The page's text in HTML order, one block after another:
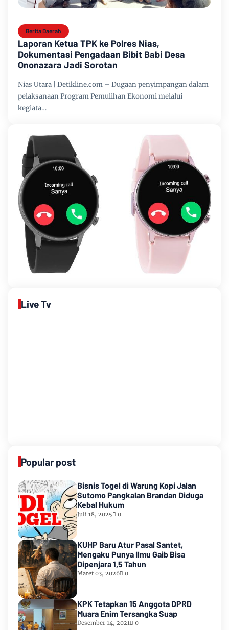
Berita Daerah
Laporan Ketua TPK ke Polres Nias,
Dokumentasi Pengadaan Bibit Babi Desa
Ononazara Jadi Sorotan
Nias Utara | Detikline.com – Dugaan penyimpangan dalam
pelaksanaan Program Pemulihan Ekonomi melalui
kegiata…
Live Tv
Popular post
Bisnis Togel di Warung Kopi Jalan
Sutomo Pangkalan Brandan Diduga
Kebal Hukum
Juli 18, 2025 0
KUHP Baru Atur Pasal Santet,
Mengaku Punya Ilmu Gaib Bisa
Dipenjara 1,5 Tahun
Maret 03, 2026 0
KPK Tetapkan 15 Anggota DPRD
Muara Enim Tersangka Suap
Desember 14, 2021 0